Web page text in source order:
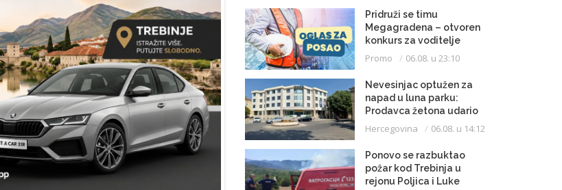
Pridruži se timu
Megagradena – otvoren
konkurs za voditelje
gradilišta
Promo 06.08. u 23:10
Nevesinjac optužen za
napad u luna parku:
Prodavca žetona udario
mikrofonom u glavu
Hercegovina 06.08. u 14:12
Ponovo se razbuktao
požar kod Trebinja u
rejonu Poljica i Luke